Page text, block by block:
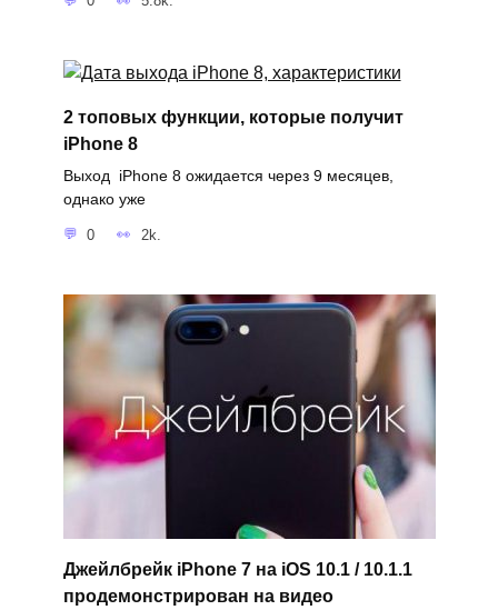
2 топовых функции, которые получит
iPhone 8
Выход iPhone 8 ожидается через 9 месяцев,
однако уже
0 2k.
Джейлбрейк iPhone 7 на iOS 10.1 / 10.1.1
продемонстрирован на видео